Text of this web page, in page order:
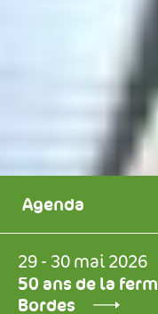
Agenda
29 - 30 mai 2026
50 ans de la
Bordes